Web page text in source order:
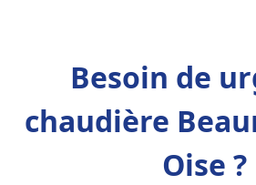
Besoin de
chaudière
Oise ?